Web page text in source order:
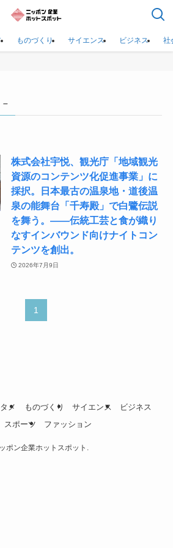
ものづくり サイエンス ビジネス 社
–
株式会社宇悦、観光庁「地域観光
資源のコンテンツ化促進事業」に
採択。日本最古の温泉地・道後温
泉の能舞台「千寿殿」で白鷺伝説
を舞う。――伝統工芸と食が織り
なすインバウンド向けナイトコン
テンツを創出。
2026年7月9日
1
メ ものづくり サイエンス
ビジネス
スポーツ ファッション
ポン企業ホットスポット.